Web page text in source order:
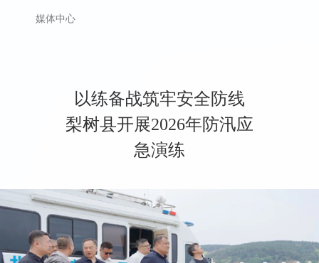
媒体中心
以练备战筑牢安全防线
梨树县开展2026年防汛应
急演练